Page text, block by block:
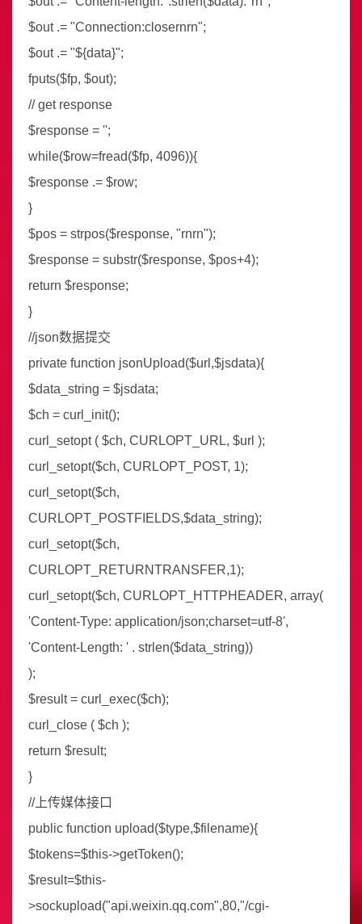
$out .= "Connection:closernrn";
$out .= "${data}";
fputs($fp, $out);
// get response
$response = '';
while($row=fread($fp, 4096)){
$response .= $row;
}
$pos = strpos($response, "rnrn");
$response = substr($response, $pos+4);
return $response;
}
//json数据提交
private function jsonUpload($url,$jsdata){
$data_string = $jsdata;
$ch = curl_init();
curl_setopt ( $ch, CURLOPT_URL, $url );
curl_setopt($ch, CURLOPT_POST, 1);
curl_setopt($ch,
CURLOPT_POSTFIELDS,$data_string);
curl_setopt($ch,
CURLOPT_RETURNTRANSFER,1);
curl_setopt($ch, CURLOPT_HTTPHEADER, array(
'Content-Type: application/json;charset=utf-8',
'Content-Length: ' . strlen($data_string))
);
$result = curl_exec($ch);
curl_close ( $ch );
return $result;
}
//上传媒体接口
public function upload($type,$filename){
$tokens=$this->getToken();
$result=$this-
>sockupload("api.weixin.qq.com",80,"/cgi-